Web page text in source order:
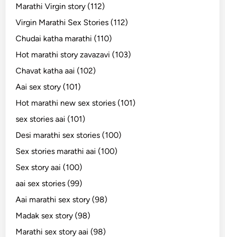
Marathi Virgin story (112)
Virgin Marathi Sex Stories (112)
Chudai katha marathi (110)
Hot marathi story zavazavi (103)
Chavat katha aai (102)
Aai sex story (101)
Hot marathi new sex stories (101)
sex stories aai (101)
Desi marathi sex stories (100)
Sex stories marathi aai (100)
Sex story aai (100)
aai sex stories (99)
Aai marathi sex story (98)
Madak sex story (98)
Marathi sex story aai (98)